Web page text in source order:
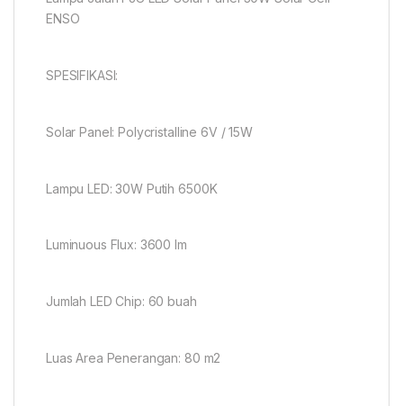
ENSO
SPESIFIKASI:
Solar Panel: Polycristalline 6V / 15W
Lampu LED: 30W Putih 6500K
Luminuous Flux: 3600 lm
Jumlah LED Chip: 60 buah
Luas Area Penerangan: 80 m2